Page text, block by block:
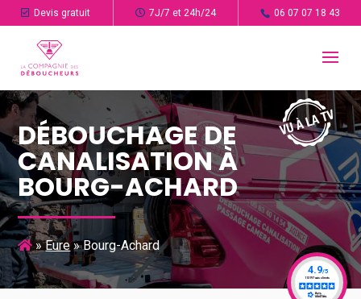
Devis gratuit 7J/7 et 24h/24 06 07 07 18 43
DÉBOUCHAGE DE
CANALISATION À
BOURG-ACHARD
»Eure»Bourg-Achard